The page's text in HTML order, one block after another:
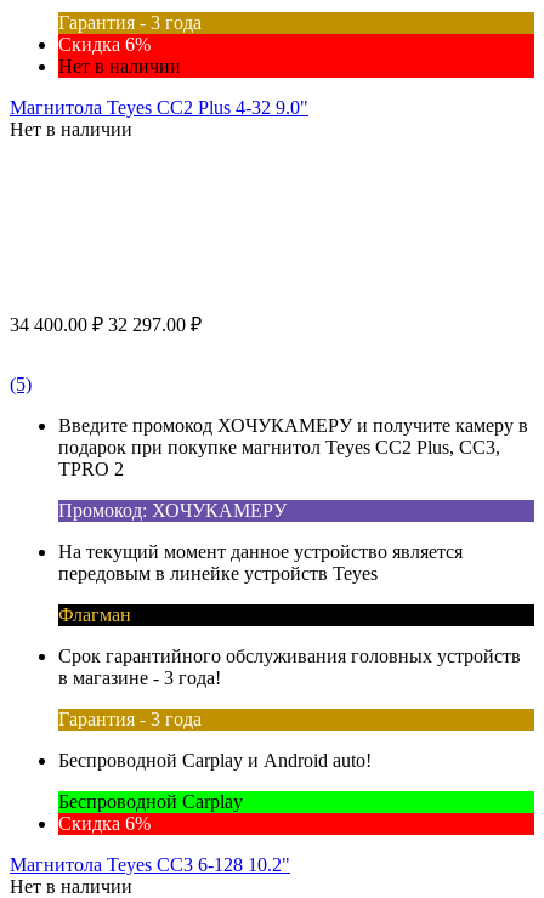
Гарантия - 3 года
Скидка 6%
Нет в наличии
Магнитола Teyes CC2 Plus 4-32 9.0"
Нет в наличии
34 400.00 ₽ 32 297.00 ₽
(5)
Введите промокод ХОЧУКАМЕРУ и получите камеру в
подарок при покупке магнитол Teyes CC2 Plus, CC3,
TPRO 2
Промокод: ХОЧУКАМЕРУ
На текущий момент данное устройство является
передовым в линейке устройств Teyes
Флагман
Срок гарантийного обслуживания головных устройств
в магазине - 3 года!
Гарантия - 3 года
Беспроводной Carplay и Android auto!
Беспроводной Carplay
Скидка 6%
Магнитола Teyes CC3 6-128 10.2"
Нет в наличии